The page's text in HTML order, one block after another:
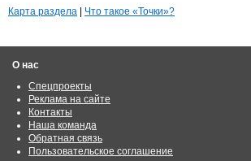
Карта раздела Что такое «Точки»?
О нас
Спецпроекты
Реклама на сайте
Контакты
Наша команда
Обратная связь
Пользовательское соглашение